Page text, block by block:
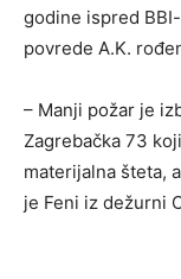
godine ispred
povrede A.K.
– Manji požar je
Zagrebačka 73
materijalna šteta,
je Feni iz dežurni